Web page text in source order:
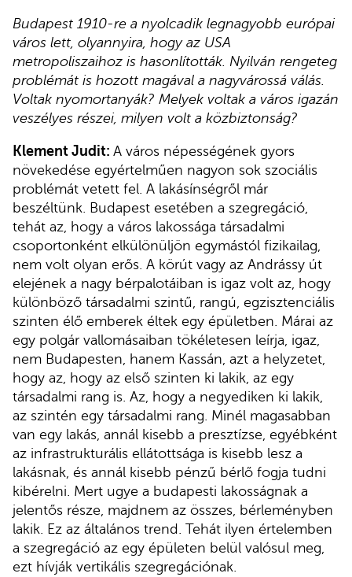
Budapest 1910-re a nyolcadik legnagyobb európai
város lett, olyannyira, hogy az USA
metropoliszaihoz is hasonlították. Nyilván rengeteg
problémát is hozott magával a nagyvárossá válás.
Voltak nyomortanyák? Melyek voltak a város igazán
veszélyes részei, milyen volt a közbiztonság?
Klement Judit: A város népességének gyors
növekedése egyértelműen nagyon sok szociális
problémát vetett fel. A lakásínségről már
beszéltünk. Budapest esetében a szegregáció,
tehát az, hogy a város lakossága társadalmi
csoportonként elkülönüljön egymástól fizikailag,
nem volt olyan erős. A körút vagy az Andrássy út
elejének a nagy bérpalotáiban is igaz volt az, hogy
különböző társadalmi szintű, rangú, egzisztenciális
szinten élő emberek éltek egy épületben. Márai az
egy polgár vallomásaiban tökéletesen leírja, igaz,
nem Budapesten, hanem Kassán, azt a helyzetet,
hogy az, hogy az első szinten ki lakik, az egy
társadalmi rang is. Az, hogy a negyediken ki lakik,
az szintén egy társadalmi rang. Minél magasabban
van egy lakás, annál kisebb a presztízse, egyébként
az infrastrukturális ellátottsága is kisebb lesz a
lakásnak, és annál kisebb pénzű bérlő fogja tudni
kibérelni. Mert ugye a budapesti lakosságnak a
jelentős része, majdnem az összes, bérleményben
lakik. Ez az általános trend. Tehát ilyen értelemben
a szegregáció az egy épületen belül valósul meg,
ezt hívják vertikális szegregációnak.